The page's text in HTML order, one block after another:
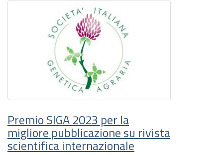
Premio SIGA 2023 per la
migliore pubblicazione su rivista
scientifica internazionale